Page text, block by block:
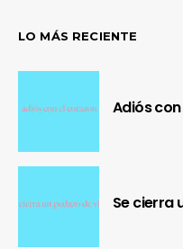
LO MÁS RECIENTE
Adiós
Se cierra